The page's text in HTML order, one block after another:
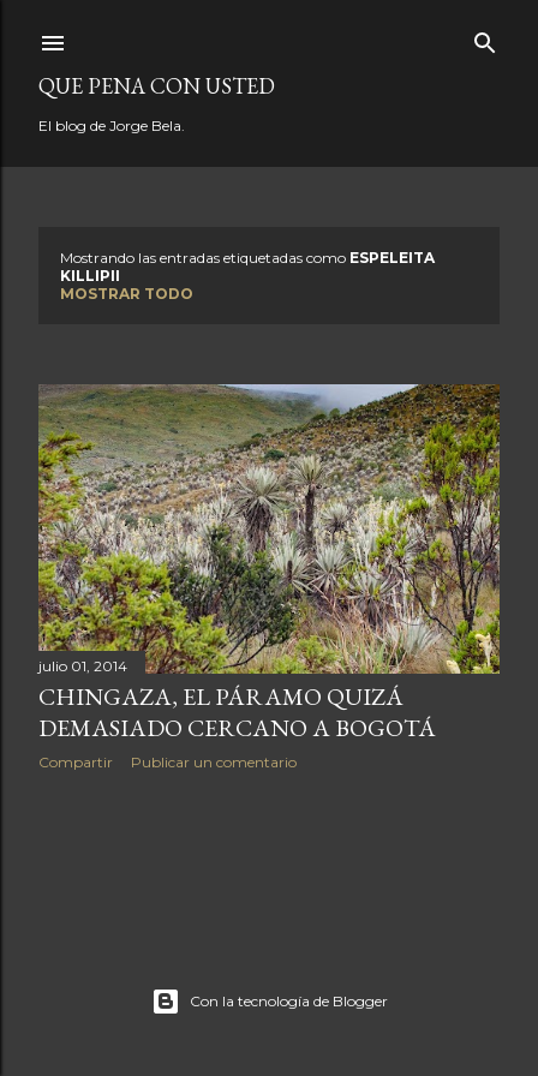
QUE PENA CON USTED
El blog de Jorge Bela.
t
r
a
d
a
s
Mostrando las entradas etiquetadas como ESPELEITA
KILLIPII
MOSTRAR TODO
julio 01, 2014
CHINGAZA, EL PÁRAMO QUIZÁ
DEMASIADO CERCANO A BOGOTÁ
Compartir Publicar un comentario
ENTRADAS ANTIGUAS
Con la tecnología de Blogger